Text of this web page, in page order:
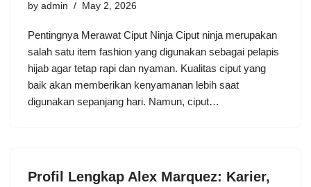
by admin May 2, 2026
Pentingnya Merawat Ciput Ninja Ciput ninja merupakan
salah satu item fashion yang digunakan sebagai pelapis
hijab agar tetap rapi dan nyaman. Kualitas ciput yang
baik akan memberikan kenyamanan lebih saat
digunakan sepanjang hari. Namun, ciput…
Profil Lengkap Alex Marquez: Karier,